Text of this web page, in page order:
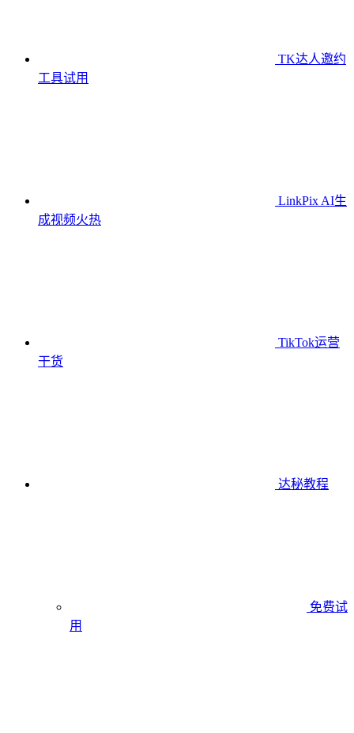
TK达人邀约
工具试用
LinkPix AI生
成视频火热
TikTok运营
干货
达秘教程
免费试
用